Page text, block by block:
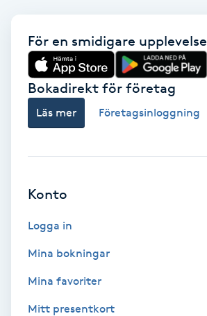
Balayage
Bambumassage
BIAB
Blowout
För en smidigare upplevelse
Bokadirekt för företag
Läs mer Företagsinloggning
Konto
Logga in
Mina bokningar
Mina favoriter
Mitt presentkort